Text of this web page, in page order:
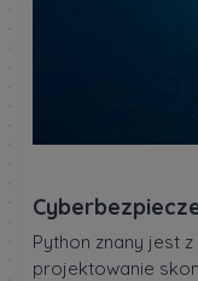
Python znany jest
projektowanie